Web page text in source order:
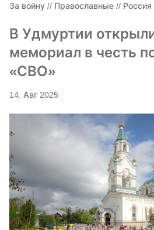
За войну // Православные // Россия
В Удмуртии
мемориал в честь
«СВО»
14. Авг 2025